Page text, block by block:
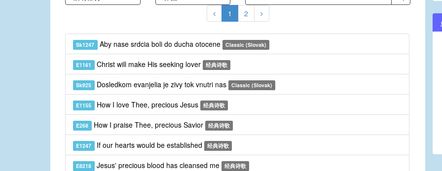
1 2
Sk1247 Aby nase srdcia boli do ducha otocene Classic (Slovak)
E1161 Christ will make His seeking lover 经典诗歌
Sk925 Dosledkom evanjelia je zivy tok vnutri nas Classic (Slovak)
E1155 How I love Thee, precious Jesus 经典诗歌
E268 How I praise Thee, precious Savior 经典诗歌
E1247 If our hearts would be established 经典诗歌
E8218 Jesus' precious blood has cleansed me 经典诗歌